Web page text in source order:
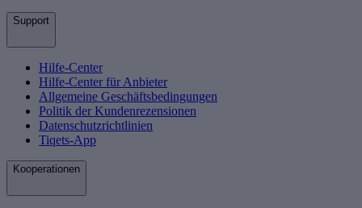
Support
Hilfe-Center
Hilfe-Center für Anbieter
Allgemeine Geschäftsbedingungen
Politik der Kundenrezensionen
Datenschutzrichtlinien
Tiqets-App
Kooperationen